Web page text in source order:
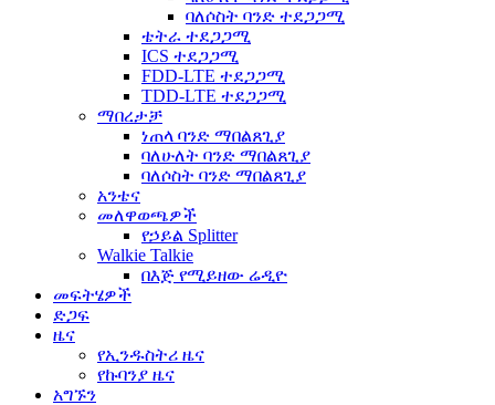
ባለሶስት ባንድ ተደጋጋሚ
ቴትራ ተደጋጋሚ
ICS ተደጋጋሚ
FDD-LTE ተደጋጋሚ
TDD-LTE ተደጋጋሚ
ማበረታቻ
ነጠላ ባንድ ማበልጸጊያ
ባለሁለት ባንድ ማበልጸጊያ
ባለሶስት ባንድ ማበልጸጊያ
አንቴና
መለዋወጫዎች
የኃይል Splitter
Walkie Talkie
በእጅ የሚይዘው ሬዲዮ
መፍትሄዎች
ድጋፍ
ዜና
የኢንዱስትሪ ዜና
የኩባንያ ዜና
አግኙን